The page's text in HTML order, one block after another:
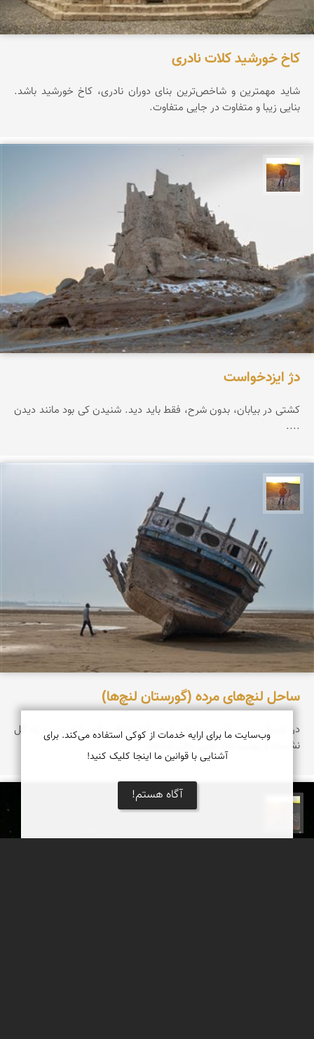
کاخ خورشید کلات نادری
شاید مهمترین و شاخص‌ترین بنای دوران نادری، کاخ خورشید باشد.
بنایی زیبا و متفاوت در جایی متفاوت.
دژ ایزدخواست
کشتی در بیابان، بدون شرح، فقط باید دید. شنیدن کی بود مانند دیدن
....
ساحل لنچ‌های مرده (گورستان لنچ‌ها)
در نزدیکی بندر عامری،‌ساحلی است که تعداد زیادی لنچ چوبی به گل
نشسته‌ و پوسیده‌اند گویی دفن شده‌اند.
وب‌سایت ما برای ارایه خدمات از کوکی استفاده می‌کند. برای
آشنایی با قوانین ما اینجا کلیک کنید!
آگاه هستم!